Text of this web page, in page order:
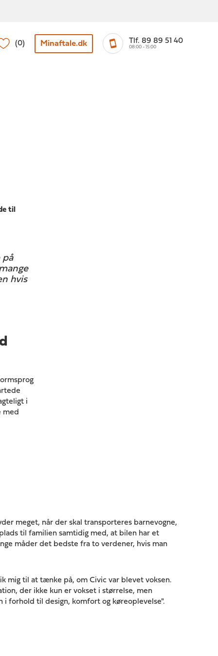
(0) Minaftale.dk Tlf. 89 89 51 40
08:00 - 15:00
til
på
hvis
i
med
meget, når der skal transporteres barnevogne,
til familien samtidig med, at bilen har et
måder det bedste fra to verdener, hvis man
mig til at tænke på, om Civic var blevet voksen.
der ikke kun er vokset i størrelse, men
i forhold til design, komfort og køreoplevelse".